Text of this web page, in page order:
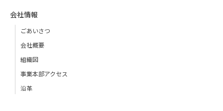
会社情報
ごあいさつ
会社概要
組織図
事業本部アクセス
沿革